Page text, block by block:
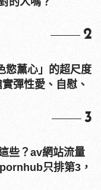
2
慾薰心」的超尺度
彈性愛、自慰、
3
些？av網站流量
只排第3，